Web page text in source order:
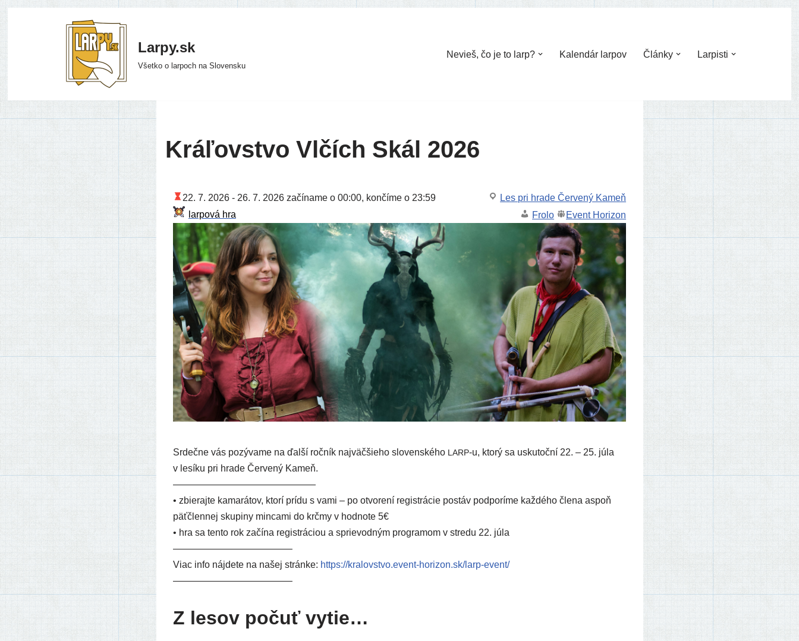
Larpy.sk
Všetko o larpoch na Slovensku
Nevieš, čo je to larp? Kalendár larpov Články Larpisti
Kráľovstvo Vlčích Skál 2026
22. 7. 2026 -26. 7. 2026 začí­na­me o 00:00, kon­čí­me o 23:59
Les pri hra­de Červený Kameň
Frolo
Event Horizon
Srdečne vás pozý­va­me na ďal­ší roč­ník naj­väč­šie­ho slo­ven­ské­ho LARP‑u, kto­rý sa usku­toč­ní 22. – 25. júla
v lesí­ku pri hra­de Červený Kameň.
———————————————
• zbie­raj­te kama­rá­tov, kto­rí prí­du s vami – po otvo­re­ní regis­trá­cie postáv pod­po­rí­me kaž­dé­ho čle­na aspoň
päť­člen­nej sku­pi­ny min­ca­mi do krč­my v hod­no­te 5€
• hra sa ten­to rok začí­na regis­trá­ci­ou a sprie­vod­ným prog­ra­mom v stre­du 22. júla
————————————–
Viac info náj­de­te na našej strán­ke: https://​kra​lov​stvo​.event​-hori​zon​.sk/​l​a​r​p​-​e​v​e​nt/
————————————–
Z lesov počuť vytie…